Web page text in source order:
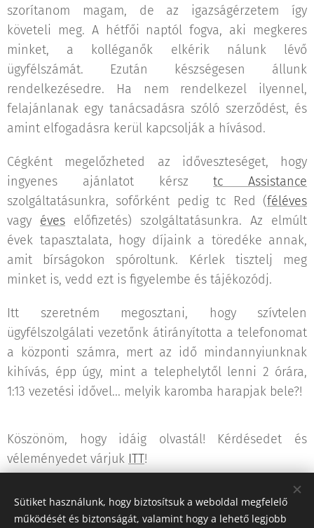
szorítanom magam, de az igazságérzetem így
követeli meg. A hétfői naptól fogva, aki megkeres
minket, a kolléganők elkérik nálunk lévő
ügyfélszámát. Ezután készségesen állunk
rendelkezésedre. Ha nem rendelkezel ilyennel,
felajánlanak egy tanácsadásra szóló szerződést, és
amint elfogadásra kerül kapcsolják a hívásod.
Cégként megelőzheted az időveszteséget, hogy
ingyenes ajánlatot kérsztc Assistance
szolgáltatásunkra, sofőrként pedig tc Red (féléves
vagy éves előfizetés) szolgáltatásunkra. Az elmúlt
évek tapasztalata, hogy díjaink a töredéke annak,
amit bírságokon spóroltunk. Kérlek tisztelj meg
minket is, vedd ezt is figyelembe és tájékozódj.
Itt szeretném megosztani, hogy szívtelen
ügyfélszolgálati vezetőnk átirányította a telefonomat
a központi számra, mert az idő mindannyiunknak
kihívás, épp úgy, mint a telephelytől lenni 2 órára,
1:13 vezetési idővel... melyik karomba harapjak bele?!
Köszönöm, hogy idáig olvastál! Kérdésedet és
véleményedet várjuk ITT!
Sütiket használunk, hogy biztosítsuk a weboldal megfelelő
működését és biztonságát, valamint hogy a lehető legjobb